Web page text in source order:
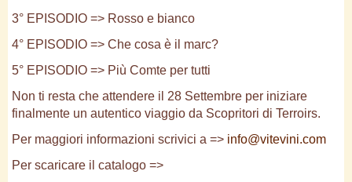
3° EPISODIO => Rosso e bianco
4° EPISODIO => Che cosa è il marc?
5° EPISODIO => Più Comte per tutti
Non ti resta che attendere il 28 Settembre per iniziare
finalmente un autentico viaggio da Scopritori di Terroirs.
Per maggiori informazioni scrivici a => info@vitevini.com
Per scaricare il catalogo =>